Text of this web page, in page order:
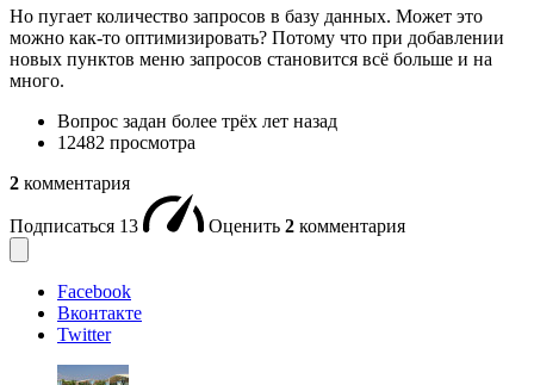
Но пугает количество запросов в базу данных. Может это
можно как-то оптимизировать? Потому что при добавлении
новых пунктов меню запросов становится всё больше и на
много.
Вопрос задан более трёх лет назад
12482 просмотра
2 комментария
Подписаться 13 Оценить 2 комментария
Facebook
Вконтакте
Twitter